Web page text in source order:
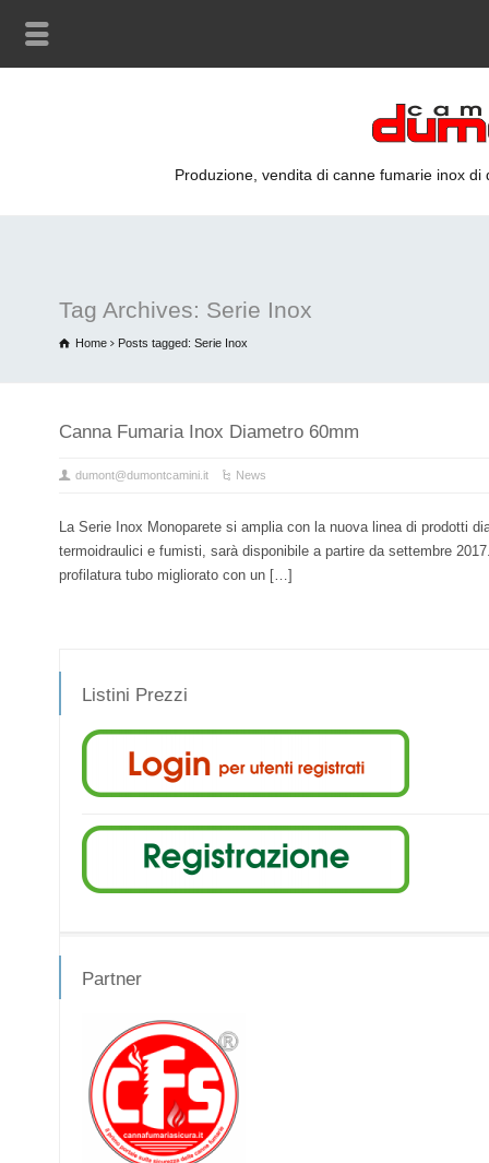
Produzione, vendita di canne fumarie inox
Tag Archives: Serie Inox
Home Posts tagged: Serie Inox
Canna Fumaria Inox Diametro 60mm
dumont@dumontcamini.it News
La Serie Inox Monoparete si amplia con la nuova linea di prodotti
termoidraulici e fumisti, sarà disponibile a partire da settembre
profilatura tubo migliorato con un […]
Listini Prezzi
Partner